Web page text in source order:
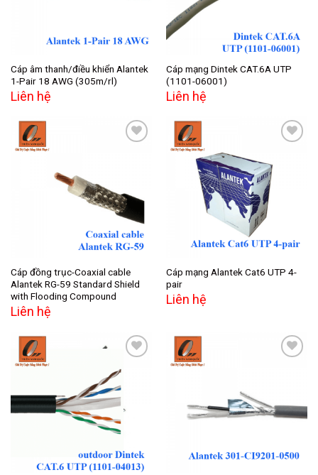
Cáp âm thanh/điều khiển Alantek
1-Pair 18 AWG (305m/rl)
Liên hệ
Cáp mạng Dintek CAT.6A UTP
(1101-06001)
Liên hệ
Cáp đồng trục-Coaxial cable
Alantek RG-59 Standard Shield
with Flooding Compound
Liên hệ
Cáp mạng Alantek Cat6 UTP 4-
pair
Liên hệ
Add to